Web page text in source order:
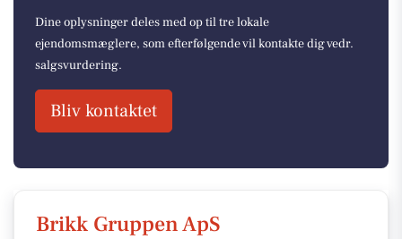
Dine oplysninger deles med op til tre lokale
ejendomsmæglere, som efterfølgende vil kontakte dig vedr.
salgsvurdering.
Bliv kontaktet
Brikk Gruppen ApS